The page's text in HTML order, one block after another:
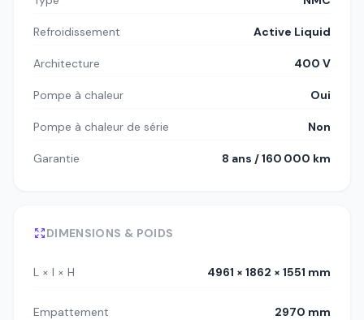
Refroidissement Active Liquid
Architecture 400 V
Pompe à chaleur Oui
Pompe à chaleur de série Non
Garantie 8 ans / 160 000 km
DIMENSIONS & POIDS
L × l × H 4961 × 1862 × 1551 mm
Empattement 2970 mm